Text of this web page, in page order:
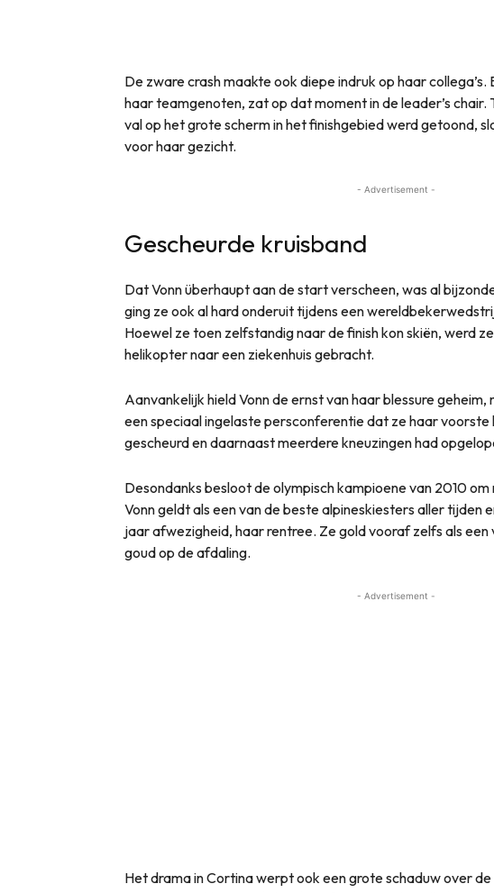
De zware crash maakte ook diepe indruk op haar collega’s.
haar teamgenoten, zat op dat moment in de leader’s chair.
val op het grote scherm in het finishgebied werd getoond,
voor haar gezicht.
- Advertisement -
Gescheurde kruisband
Dat Vonn überhaupt aan de start verscheen, was al
ging ze ook al hard onderuit tijdens een
Hoewel ze toen zelfstandig naar de finish kon skiën, werd
helikopter naar een ziekenhuis gebracht.
Aanvankelijk hield Vonn de ernst van haar blessure
een speciaal ingelaste persconferentie dat ze haar voorste
gescheurd en daarnaast meerdere kneuzingen had
Desondanks besloot de olympisch kampioene van 2010
Vonn geldt als een van de beste alpineskiesters aller tijden
jaar afwezigheid, haar rentree. Ze gold vooraf zelfs als
goud op de afdaling.
- Advertisement -
Het drama in Cortina werpt ook een grote schaduw over